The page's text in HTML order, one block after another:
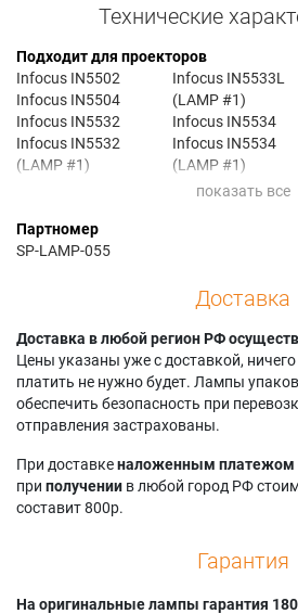
Технические
Подходит для проекторов
Infocus IN5502
Infocus IN5504
Infocus IN5532
Infocus IN5532
(LAMP #1)
(LAMP #1)
Infocus IN5533L
(LAMP #1)
Infocus IN5534
Infocus IN5534
(LAMP #1)
Infocus IN5535
Партномер
SP-LAMP-055
Доставка
Доставка в любой регион РФ
Цены указаны уже с доставкой,
платить не нужно будет. Лампы
обеспечить безопасность при
отправления застрахованы.
При доставкеналоженным платежом
при получении в любой город РФ
составит 800р.
Гарантия
На оригинальные лампы гарантия